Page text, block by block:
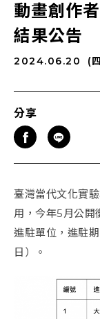
動畫創作
結果公告
2024.06.20 (
分享
臺灣當代文化實
用，今年5月公開
進駐單位，進駐
日）。